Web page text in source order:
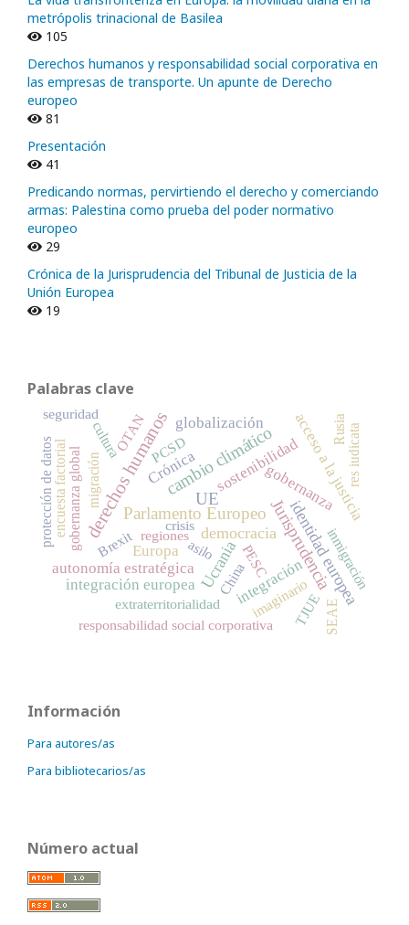
metrópolis trinacional de Basilea
105
Derechos humanos y responsabilidad social corporativa en
las empresas de transporte. Un apunte de Derecho
europeo
81
Presentación
41
Predicando normas, pervirtiendo el derecho y comerciando
armas: Palestina como prueba del poder normativo
europeo
29
Crónica de la Jurisprudencia del Tribunal de Justicia de la
Unión Europea
19
Palabras clave
derechos humanos
Parlamento Europeo
UE
cambio climático
Jurisprudencia
democracia identidad europea
Ucrania
autonomía estratégica
Europa
Crónica
integración
gobernanza
acceso a la justicia
globalización
integración europea
sostenibilidad
migración
crisis
PCSD
regiones
Rusia
Brexit
extraterritorialidad
gobernanza global
encuesta factorial
protección de datos cultura
PESC
imaginario
seguridad
inmigración
responsabilidad social corporativa
res iudicata
China
TJUE
OTAN
SEAE
asilo
Información
Para autores/as
Para bibliotecarios/as
Número actual